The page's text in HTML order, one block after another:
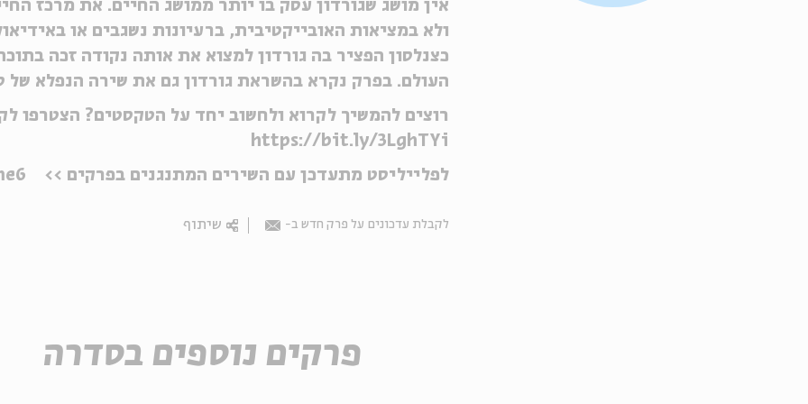
אין מושג שגורדון עסק בו יותר ממושג החיים. את מרכז
ולא במציאות האובייקטיבית, ברעיונות נשגבים או
כצנלסון הפציר בה גורדון למצוא את אותה נקודה זכה
העולם. בפרק נקרא בהשראת גורדון גם את שירה הנפלא של
רוצים להמשיך לקרוא ולחשוב יחד על הטקסטים? הצטרפו
https://bit.ly/3LghTYi
לפלייליסט מתעדכן עם השירים המתנגנים בפרקים >>
לקבלת עדכונים על פרק חדש ב- Email שיתוף
פרקים נוספים בסדרה